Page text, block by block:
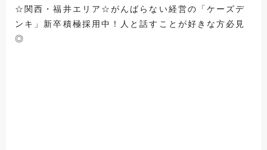
☆関西・福井エリア☆がんばらない経営の「ケーズデ
ンキ」新卒積極採用中！人と話すことが好きな方必見
◎